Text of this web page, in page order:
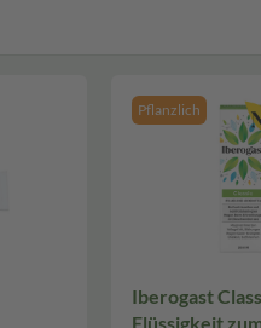
Pflanzlich
Iberogast
Flüssigkeit